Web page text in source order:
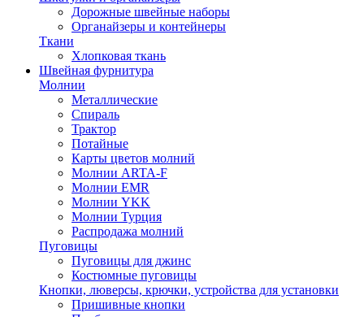
Дорожные швейные наборы
Органайзеры и контейнеры
Ткани
Хлопковая ткань
Швейная фурнитура
Молнии
Металлические
Спираль
Трактор
Потайные
Карты цветов молний
Молнии ARTA-F
Молнии EMR
Молнии YKK
Молнии Турция
Распродажа молний
Пуговицы
Пуговицы для джинс
Костюмные пуговицы
Кнопки, люверсы, крючки, устройства для установки
Пришивные кнопки